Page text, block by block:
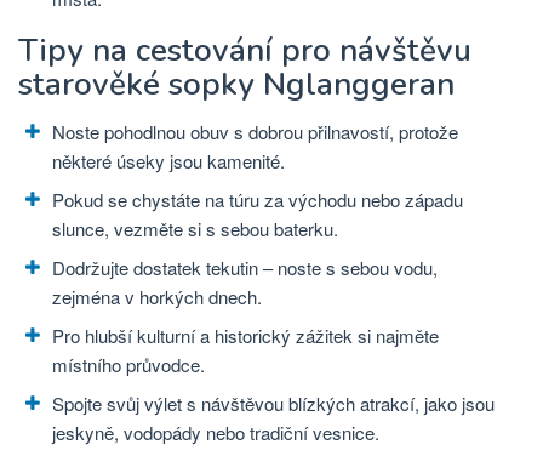
Tipy na cestování pro návštěvu
starověké sopky Nglanggeran
Noste pohodlnou obuv s dobrou přilnavostí, protože
některé úseky jsou kamenité.
Pokud se chystáte na túru za východu nebo západu
slunce, vezměte si s sebou baterku.
Dodržujte dostatek tekutin – noste s sebou vodu,
zejména v horkých dnech.
Pro hlubší kulturní a historický zážitek si najměte
místního průvodce.
Spojte svůj výlet s návštěvou blízkých atrakcí, jako jsou
jeskyně, vodopády nebo tradiční vesnice.